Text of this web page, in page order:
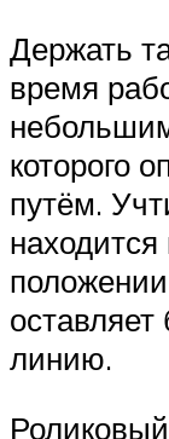
Держать
время
которого
путём.
линию.